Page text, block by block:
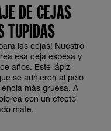
DE CEJAS
TUPIDAS
las cejas! Nuestro
esa ceja espesa y
años. Este lápiz
se adhieren al pelo
más gruesa. A
con un efecto
mate.